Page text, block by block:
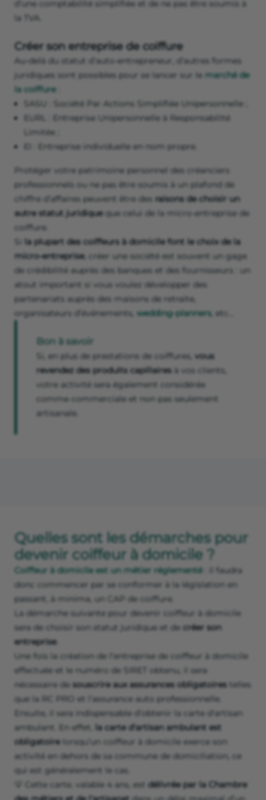
d’une comptabilité simplifiée et de ne pas être soumis à
la TVA.
Créer son entreprise de coiffure
Au-delà du statut d’auto-entrepreneur, d’autres formes
juridiques sont possibles pour se lancer sur le marché de
la coiffure:
SASU : Société Par Actions Simplifiée Unipersonnelle ;
EURL : Entreprise Unipersonnelle à Responsabilité
Limitée ;
EI : Entreprise individuelle en nom propre.
Protéger votre patrimoine personnel des créanciers
professionnels ou ne pas être soumis à un plafond de
chiffre d’affaires peuvent être des raisons de choisir un
autre statut juridiqueque celui de la micro-entreprise de
coiffure.
la plupart des coiffeurs à domicile font le choix de la
micro-entreprise, créer une société est souvent un gage
de crédibilité auprès des banques et des fournisseurs : un
atout important si vous voulez développer des
partenariats auprès des maisons de retraite,
organisateurs d’événements, wedding-planners, etc…
Bon à savoir
Si, en plus de prestations de coiffures, vous
revendez des produits capillaires à vos clients,
votre activité sera également considérée
comme commerciale et non pas seulement
artisanale.
Quelles sont les démarches pour
devenir coiffeur à domicile ?
Coiffeur à domicile est un métier réglementé: il faudra
donc commencer par se conformer à la législation en
passant, à minima, un CAP de coiffure.
La démarche suivante pour devenir coiffeur à domicile
sera de choisir son statut juridique et de créer son
entreprise.
Une fois la création de l’entreprise de coiffeur à domicile
effectuée et le numéro de SIRET obtenu, il sera
nécessaire de souscrire aux assurances obligatoires telles
que la RC PRO et l’assurance auto professionnelle.
Ensuite, il sera indispensable d’obtenir la carte d'artisan
ambulant. En effet,
la carte d'artisan ambulant est
obligatoirelorsqu’un coiffeur à domicile exerce son
activité en dehors de sa commune de domiciliation, ce
qui est généralement le cas.
💡 Cette carte, valable 4 ans, est délivrée par la Chambre